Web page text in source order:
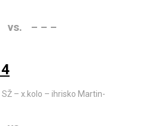
vs. – – –
– x.kolo – ihrisko Martin-